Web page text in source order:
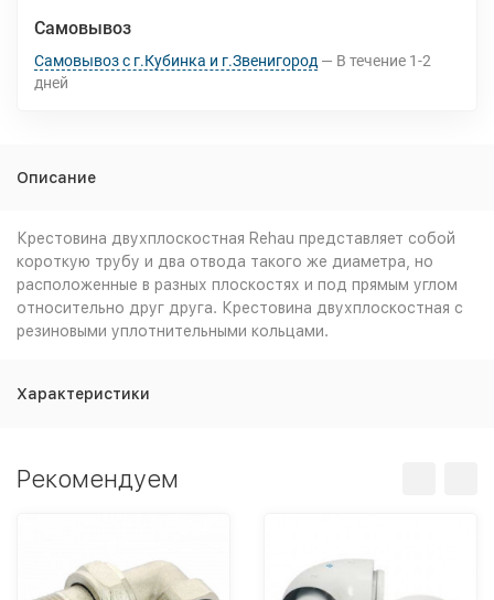
Самовывоз
Самовывоз с г.Кубинка и г.Звенигород В течение 1-2
дней
Описание
Крестовина двухплоскостная Rehau представляет собой
короткую трубу и два отвода такого же диаметра, но
расположенные в разных плоскостях и под прямым углом
относительно друг друга. Крестовина двухплоскостная с
резиновыми уплотнительными кольцами.
Характеристики
Рекомендуем